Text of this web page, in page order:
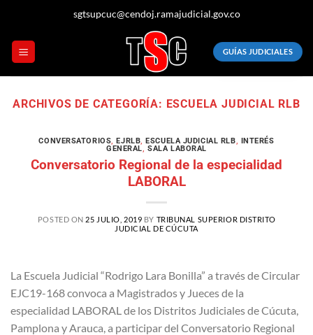
contenido
sgtsupcuc@cendoj.ramajudicial.gov.co
GUÍAS JUDICIALES
ARCHIVOS DE CATEGORÍA: ESCUELA JUDICIAL RLB
CONVERSATORIOS,EJRLB,ESCUELA JUDICIAL RLB, INTERÉS
GENERAL,SALA LABORAL
Conversatorio Regional de la especialidad
LABORAL
POSTED ON 25 JULIO, 2019 BY TRIBUNAL SUPERIOR DISTRITO
JUDICIAL DE CÚCUTA
La Escuela Judicial “Rodrigo Lara Bonilla” a través de Circular
EJC19-168 convoca a Magistrados y Jueces de la
especialidad LABORAL de los Distritos Judiciales de Cúcuta,
Pamplona y Arauca, a participar del Conversatorio Regional